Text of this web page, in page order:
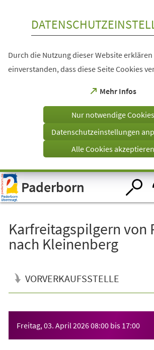
Visuelle
Assistenzsoftware
öffnen.
Durch die Nutzung dieser Website
einverstanden, dass diese Seite Cookies
Mehr Infos
(Öffnet
einem
Tab)
Nur notwendige Cookies
Datenschutzeinstellungen
Alle Cookies akzeptieren
Paderborn
Karfreitagspilgern von
nach Kleinenberg
VORVERKAUFSSTELLE
Freitag, 03. April 202608:00 bis 17:00